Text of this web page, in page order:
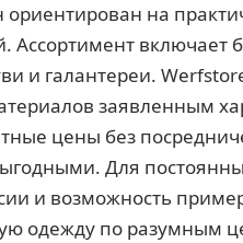
ориентирован на
Ассортимент
и галантереи.
заявленным
цены без
Для
и возможность
одежду по разумным